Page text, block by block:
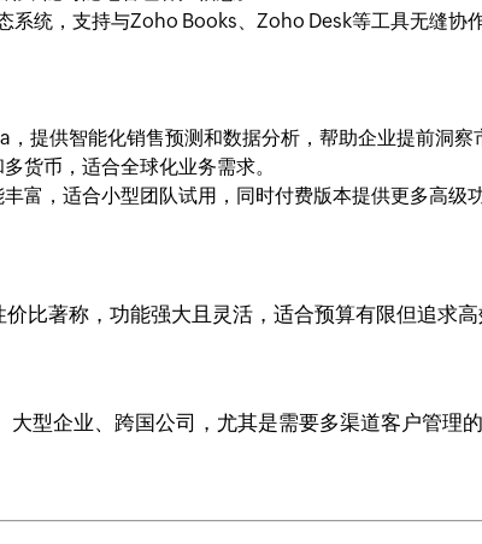
系统，支持与Zoho Books、Zoho Desk等工具无缝协
，提供智能化销售预测和数据分析，帮助企业提前洞察
货币，适合全球化业务需求。
富，适合小型团队试用，同时付费版本提供更多高级功
比著称，功能强大且灵活，适合预算有限但追求高
大型企业、跨国公司，尤其是需要多渠道客户管理